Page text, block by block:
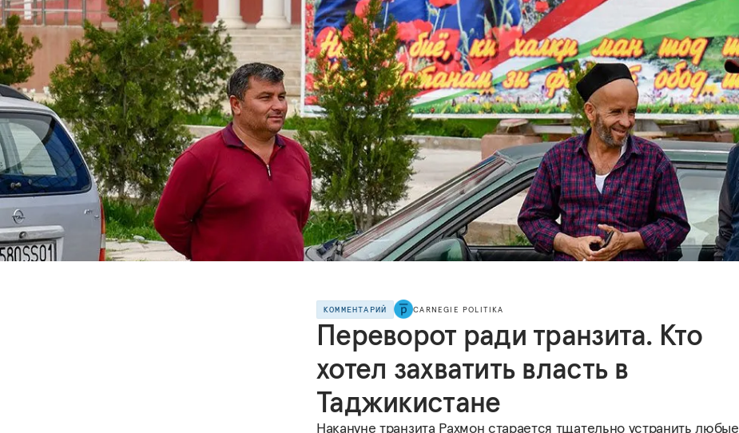
КОММЕНТАРИЙ CARNEGIE POLITIKA
Переворот ради транзита. Кто
хотел захватить власть в
Таджикистане
Накануне транзита Рахмон старается тщательно устранить любые